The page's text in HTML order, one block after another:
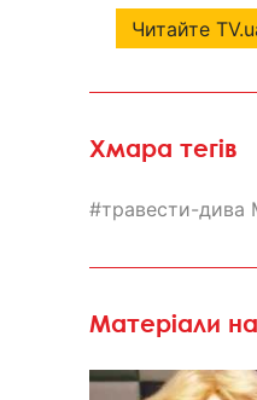
Читайте
Хмара тегів
травести-дива
Матеріали